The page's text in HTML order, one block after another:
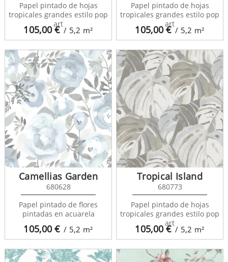
105,00€ / 5,2 m²
Papel pintado de hojas
tropicales grandes estilo pop
art
105,00€ / 5,2 m²
Papel pintado de hojas
tropicales grandes estilo pop
art
105,00€ / 5,2 m²
Camellias Garden
680628
Papel pintado de flores
pintadas en acuarela
105,00€ / 5,2 m²
Tropical Island
680773
Papel pintado de hojas
tropicales grandes estilo pop
art